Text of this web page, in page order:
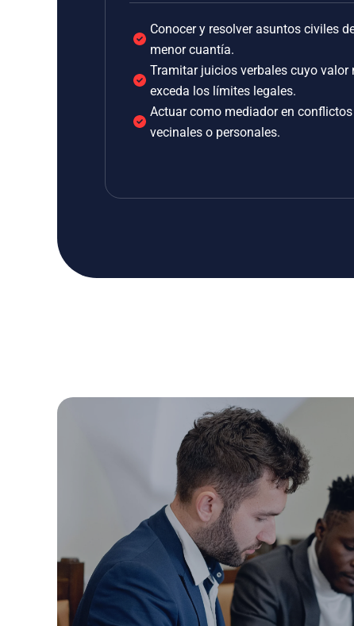
Conocer y resolver asuntos civiles
menor cuantía.
Tramitar juicios verbales cuyo valor
exceda los límites legales.
Actuar como mediador en conflictos
vecinales o personales.